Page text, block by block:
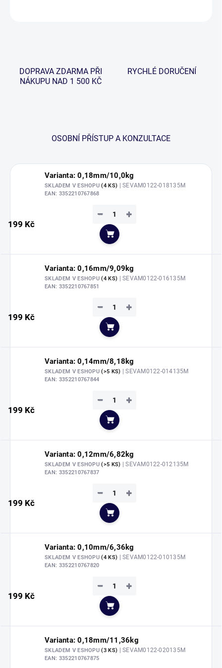
DOPRAVA ZDARMA PŘI
NÁKUPU NAD 1 500 KČ
RYCHLÉ DORUČENÍ
OSOBNÍ PŘÍSTUP A KONZULTACE
Varianta: 0,18mm/10,0kg
SKLADEM V ESHOPU(4 KS) | SEVAM0122-018135M
EAN: 3352210767868
199 Kč
+
−
Do košíku
Varianta: 0,16mm/9,09kg
SKLADEM V ESHOPU(4 KS) | SEVAM0122-016135M
EAN: 3352210767851
199 Kč
+
−
Do košíku
Varianta: 0,14mm/8,18kg
SKLADEM V ESHOPU(>5 KS) | SEVAM0122-014135M
EAN: 3352210767844
199 Kč
+
−
Do košíku
Varianta: 0,12mm/6,82kg
SKLADEM V ESHOPU(>5 KS) | SEVAM0122-012135M
EAN: 3352210767837
199 Kč
+
−
Do košíku
Varianta: 0,10mm/6,36kg
SKLADEM V ESHOPU(4 KS) | SEVAM0122-010135M
EAN: 3352210767820
199 Kč
+
−
Do košíku
Varianta: 0,18mm/11,36kg
SKLADEM V ESHOPU(3 KS) | SEVAM0122-020135M
EAN: 3352210767875